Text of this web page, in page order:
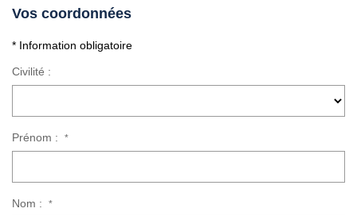
Vos coordonnées
* Information obligatoire
Civilité :
Prénom : *
Nom : *